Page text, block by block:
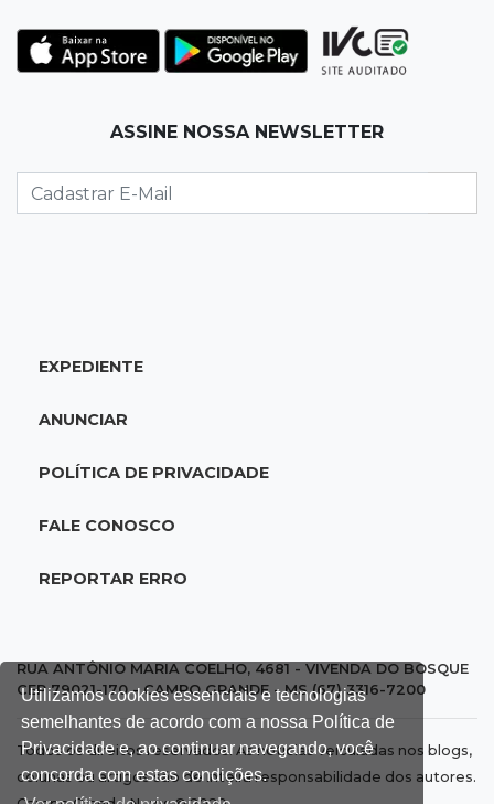
Utilizamos cookies essenciais e tecnologias
semelhantes de acordo com a nossa Política de
Privacidade e, ao continuar navegando, você
concorda com estas condições.
ASSINE NOSSA NEWSLETTER
EXPEDIENTE
ANUNCIAR
POLÍTICA DE PRIVACIDADE
FALE CONOSCO
REPORTAR ERRO
RUA ANTÔNIO MARIA COELHO, 4681 - VIVENDA DO BOSQUE
CEP 79021-170 - CAMPO GRANDE - MS (67) 3316-7200
Todos os direitos reservados. As notícias veiculadas nos blogs,
colunas ou artigos são de inteira responsabilidade dos autores.